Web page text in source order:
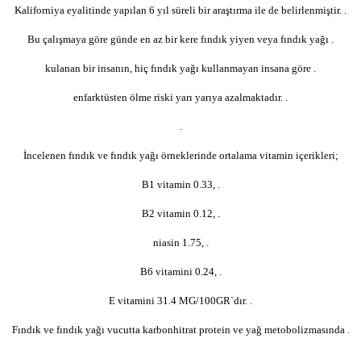
Kaliforniya eyalitinde yapılan 6 yıl süreli bir araştırma ile de belirlenmiştir. .
Bu çalışmaya göre günde en az bir kere fındık yiyen veya fındık yağı .
kulanan bir insanın, hiç fındık yağı kullanmayan insana göre .
enfarktüsten ölme riski yarı yarıya azalmaktadır. .
İncelenen fındık ve fındık yağı örneklerinde ortalama vitamin içerikleri;
B1 vitamin 0.33, .
B2 vitamin 0.12, .
niasin 1.75, .
B6 vitamini 0.24, .
E vitamini 31.4 MG/100GR`dır. .
Fındık ve fındık yağı vucutta karbonhitrat protein ve yağ metobolizmasında .